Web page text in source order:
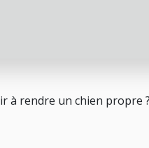
à rendre un chien propre ?